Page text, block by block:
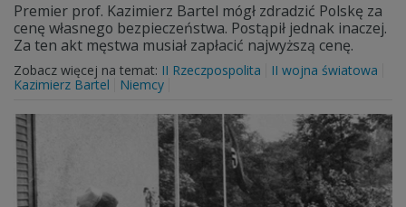
Premier prof. Kazimierz Bartel mógł zdradzić Polskę za
cenę własnego bezpieczeństwa. Postąpił jednak inaczej.
Za ten akt męstwa musiał zapłacić najwyższą cenę.
Zobacz więcej na temat: II Rzeczpospolita
II wojna światowa
Kazimierz Bartel
Niemcy